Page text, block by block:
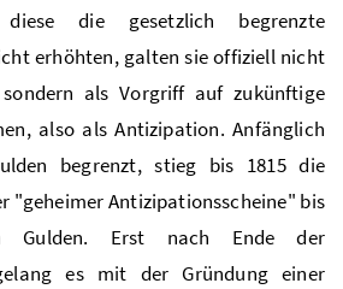
die gesetzlich begrenzte
erhöhten, galten sie offiziell nicht
als Vorgriff auf zukünftige
also als Antizipation. Anfänglich
begrenzt, stieg bis 1815 die
"geheimer Antizipationsscheine" bis
Gulden. Erst nach Ende der
es mit der Gründung einer